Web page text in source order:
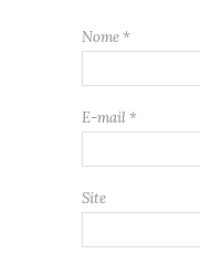
Nome *
E-mail *
Site